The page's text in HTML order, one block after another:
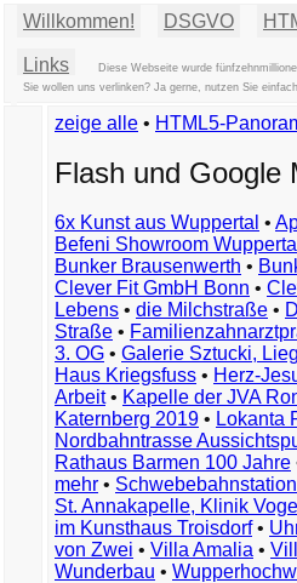
Willkommen! DSGVO
Links
Diese Webseite wurde
Sie wollen uns verlinken? Ja gerne, nutzen Sie
zeige alle • HTML5-
Flash und Google
6x Kunst aus Wuppertal •
Befeni Showroom Wuppertal
Bunker Brausenwerth •
Clever Fit GmbH Bonn •
Lebens • die Milchstraße •
Straße •
3. OG • Galerie Sztucki,
Haus Kriegsfuss • Herz-
Arbeit• Kapelle der JVA
Katernberg 2019 • Lokanta
Nordbahntrasse
Rathaus Barmen 100 Jahre
mehr •
St. Annakapelle, Klinik
im Kunsthaus Troisdorf•
von Zwei • Villa Amalia •
Wunderbau •